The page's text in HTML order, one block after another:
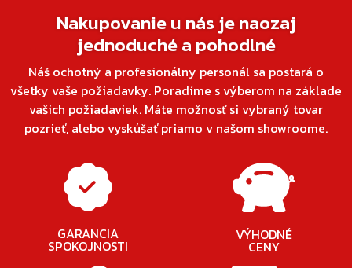
Nakupovanie u nás je naozaj
jednoduché a pohodlné
Náš ochotný a profesionálny personál sa postará o
všetky vaše požiadavky. Poradíme s výberom na základe
vašich požiadaviek. Máte možnosť si vybraný tovar
pozrieť, alebo vyskúšať priamo v našom showroome.
GARANCIA
SPOKOJNOSTI
VÝHODNÉ
CENY